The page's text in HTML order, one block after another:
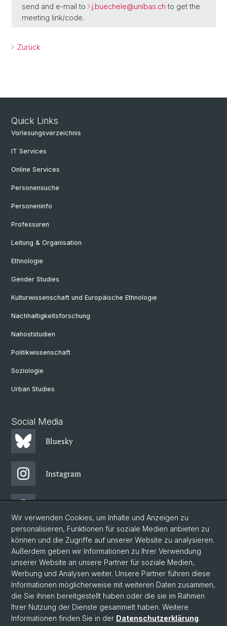
send and e-mail to
j.buechele@unibas.ch to get the
meeting link/code.
Zurück
Quick Links
Vorlesungsverzeichnis
IT Services
Online Services
Personensuche
Personeninfo
Professuren
Leitung & Organisation
Ethnologie
Gender Studies
Kulturwissenschaft und Europäische Ethnologie
Nachhaltigkeitsforschung
Nahoststudien
Politikwissenschaft
Soziologie
Urban Studies
Social Media
Bluesky
Instagram
Facebook
Newsletter
© Universität Basel
Philosophisch-Historische Fakultät
Wir verwenden Cookies, um Inhalte und Anzeigen zu
personalisieren, Funktionen für soziale Medien anbieten zu
können und die Zugriffe auf unserer Website zu analysieren.
Außerdem geben wir Informationen zu Ihrer Verwendung
unserer Website an unsere Partner für soziale Medien,
Werbung und Analysen weiter. Unsere Partner führen diese
Informationen möglicherweise mit weiteren Daten zusammen,
die Sie ihnen bereitgestellt haben oder die sie im Rahmen
Ihrer Nutzung der Dienste gesammelt haben. Weitere
Informationen finden Sie in der Datenschutzerklärung.